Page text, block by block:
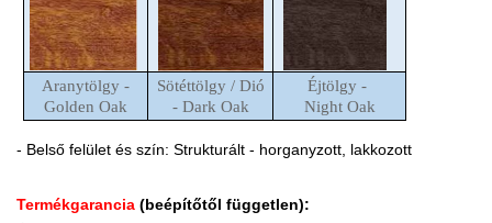
Aranytölgy -
Golden Oak
Sötéttölgy / Dió
- Dark Oak
Éjtölgy -
Night Oak
- Belső felület és szín: Strukturált - horganyzott, lakkozott
Termékgarancia (beépítőtől független):